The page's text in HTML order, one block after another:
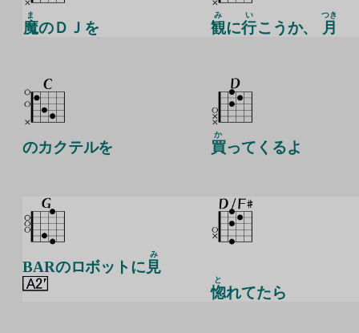
魔
ま
のＤＪを 観
み
に行
い
こうか、 月
つき
のカクテルを 買
か
ってくるよ
BARのロボットに 見
み
惚
と
れてたら